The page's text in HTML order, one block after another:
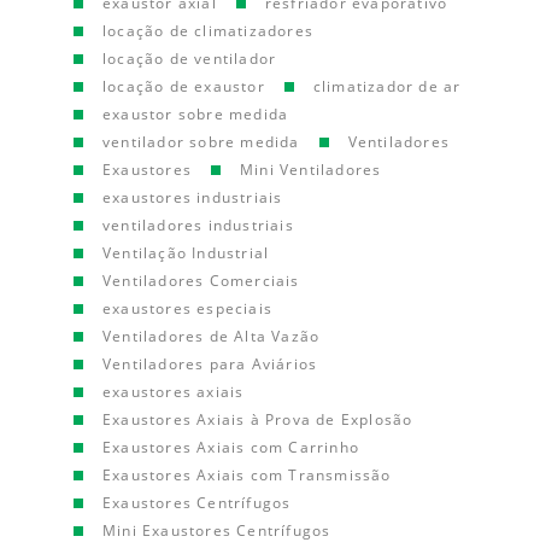
locação de climatizadores
locação de ventilador
locação de exaustor
climatizador de ar
exaustor sobre medida
ventilador sobre medida
Ventiladores
Exaustores
Mini Ventiladores
exaustores industriais
ventiladores industriais
Ventilação Industrial
Ventiladores Comerciais
exaustores especiais
Ventiladores de Alta Vazão
Ventiladores para Aviários
exaustores axiais
Exaustores Axiais à Prova de Explosão
Exaustores Axiais com Carrinho
Exaustores Axiais com Transmissão
Exaustores Centrífugos
Mini Exaustores Centrífugos